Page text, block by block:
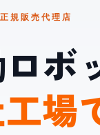
規販売代理店
ボ
場